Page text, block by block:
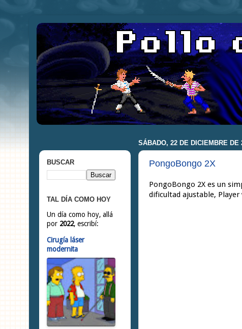
SÁBADO, 22 DE DICIEMBRE DE
PongoBongo 2X
PongoBongo 2X es un
dificultad ajustable, Player
BUSCAR
TAL DÍA COMO HOY
Un día como hoy, allá
por 2022, escribí:
Cirugía láser
modernita